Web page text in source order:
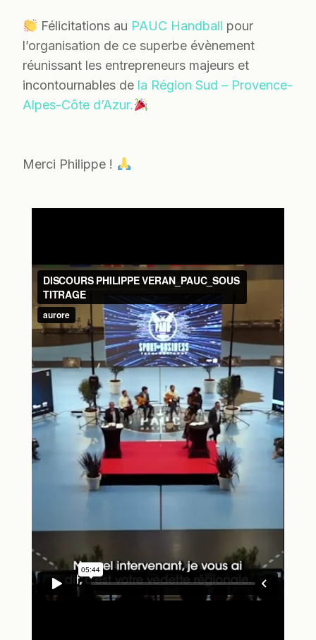
Félicitations au PAUC Handball pour
l’organisation de ce superbe évènement
réunissant les entrepreneurs majeurs et
incontournables de la Région Sud – Provence-
Alpes-Côte d’Azur.
Merci Philippe !